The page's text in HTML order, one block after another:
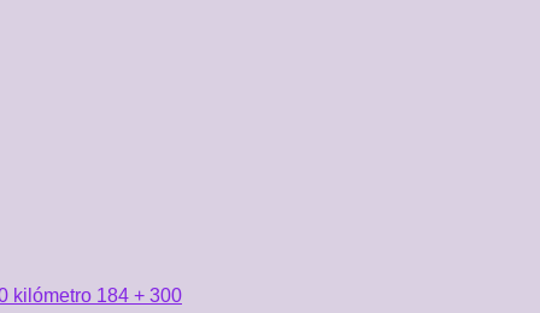
kilómetro 184 + 300